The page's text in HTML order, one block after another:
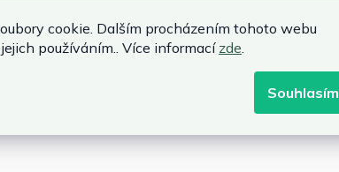
cookie. Dalším procházením tohoto webu
používáním.. Více informacízde.
Souhlasím